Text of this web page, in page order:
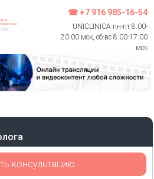
☎ +7 916 985-16-54
UNICLINICA пн-пт 8:00-
20:00 мск, сб-вс 8:00-17:00
мск
консультацию